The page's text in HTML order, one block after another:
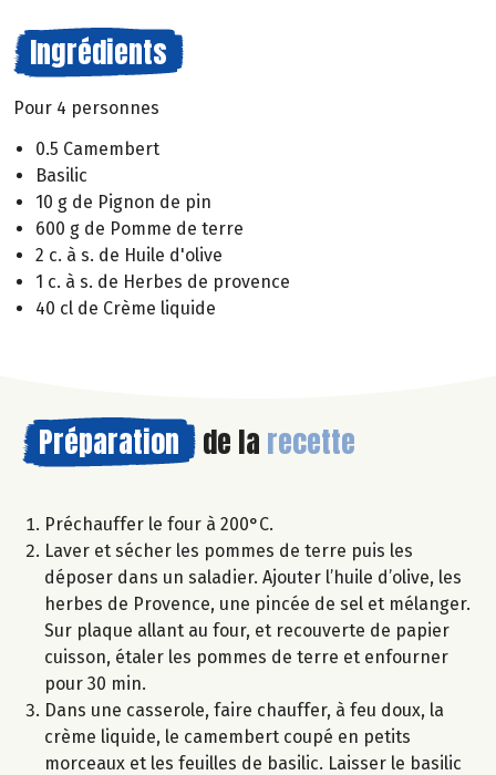
Ingrédients
Pour 4 personnes
0.5 Camembert
Basilic
10 g de Pignon de pin
600 g de Pomme de terre
2 c. à s. de Huile d'olive
1 c. à s. de Herbes de provence
40 cl de Crème liquide
Préparation de la recette
Préchauffer le four à 200°C.
Laver et sécher les pommes de terre puis les
déposer dans un saladier. Ajouter l’huile d’olive, les
herbes de Provence, une pincée de sel et mélanger.
Sur plaque allant au four, et recouverte de papier
cuisson, étaler les pommes de terre et enfourner
pour 30 min.
Dans une casserole, faire chauffer, à feu doux, la
crème liquide, le camembert coupé en petits
morceaux et les feuilles de basilic. Laisser le basilic